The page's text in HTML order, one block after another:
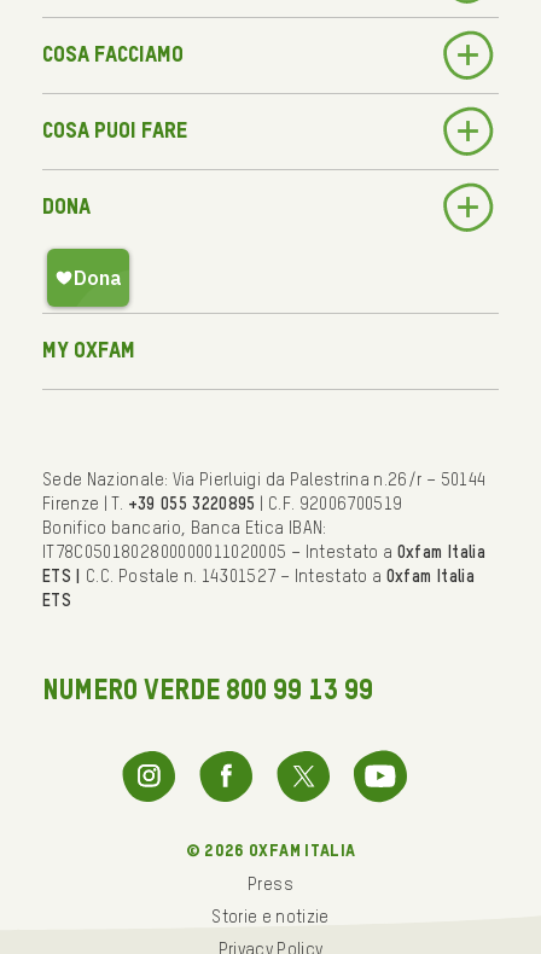
Cosa facciamo
Cosa puoi fare
Dona
My Oxfam
Sede Nazionale: Via Pierluigi da Palestrina n.26/r – 50144
Firenze | T. +39 055 3220895
| C.F. 92006700519
Bonifico bancario, Banca Etica IBAN:
IT78C0501802800000011020005 – Intestato a Oxfam Italia
ETS | C.C. Postale n. 14301527 – Intestato a Oxfam Italia
ETS
NUMERO VERDE 800 99 13 99
© 2026 oxfam italia
Press
Storie e notizie
Privacy Policy